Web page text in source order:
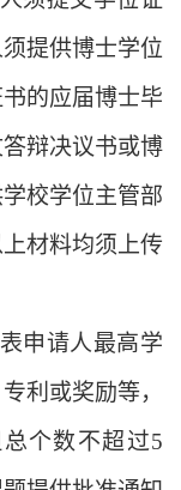
提供博士学位
的应届博士毕
辩决议书或博
校学位主管部
材料均须上传
申请人最高学
利或奖励等，
个数不超过5